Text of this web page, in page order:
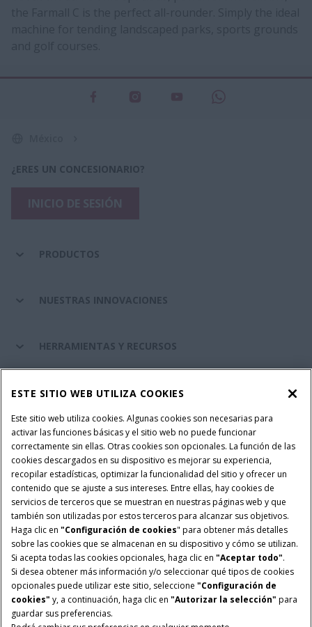
¿ERES UN CONCESIONARIO?
PRODUCTOS
NUESTRAS INNOVACIONES
HERRAMIENTAS Y RECURSOS
RECAMBIOS Y SERVICIOS
SOBRE CASE IH
Términos y condiciones Aviso de privacidad
Aviso legal
Configuración de cookies
Telematics aviso de privacidad
© 2026 CNH Industrial America LLC. All Rights Reserved. Case IH is a
trademark of CNH Industrial America LLC.
ESTE SITIO WEB UTILIZA COOKIES
Este sitio web utiliza cookies. Algunas cookies son necesarias para
activar las funciones básicas y el sitio web no puede funcionar
correctamente sin ellas. Otras cookies son opcionales. La función de las
cookies descargados en su dispositivo es mejorar su experiencia,
recopilar estadísticas, optimizar la funcionalidad del sitio y ofrecer un
contenido que se ajuste a sus intereses. Entre ellas, hay cookies de
servicios de terceros que se muestran en nuestras páginas web y que
también son utilizadas por estos terceros para alcanzar sus objetivos.
Haga clic en "Configuración de cookies" para obtener más detalles
sobre las cookies que se almacenan en su dispositivo y cómo se utilizan.
Si acepta todas las cookies opcionales, haga clic en "Aceptar todo".
Si desea obtener más información y/o seleccionar qué tipos de cookies
opcionales puede utilizar este sitio, seleccione "Configuración de
cookies" y, a continuación, haga clic en "Autorizar la selección" para
guardar sus preferencias.